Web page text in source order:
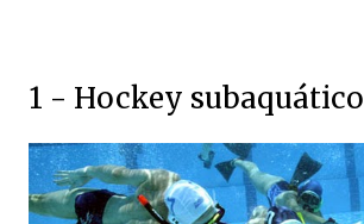
1 - Hockey subaquático